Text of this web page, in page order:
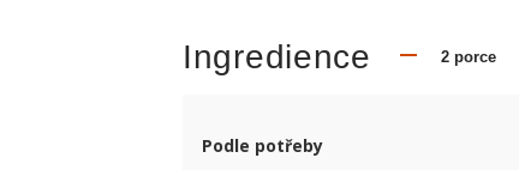
Ingredience
Podle potřeby